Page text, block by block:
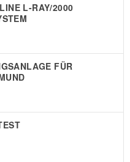
L-RAY/2000
FÜR